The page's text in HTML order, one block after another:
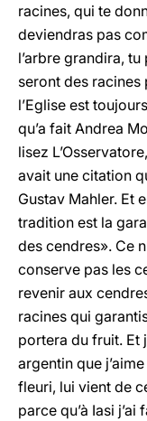
racines, qui te
deviendras pas
l’arbre grandira,
seront des racines
l’Eglise est
qu’a fait Andrea
lisez
avait une citation
Gustav Mahler. Et
tradition est la
des cendres». Ce
conserve pas les
revenir aux
racines qui
portera du fruit. Et
argentin que
fleuri, lui vient de
parce qu’à Iasi